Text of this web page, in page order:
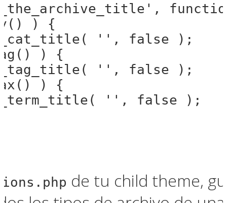
) {
'', false );
) {
'', false );
) {
'', false );
de tu child theme,